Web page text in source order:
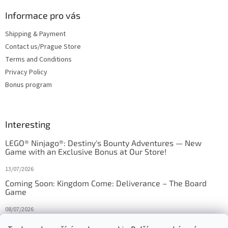
Informace pro vás
Shipping & Payment
Contact us/Prague Store
Terms and Conditions
Privacy Policy
Bonus program
Interesting
LEGO® Ninjago®: Destiny's Bounty Adventures — New
Game with an Exclusive Bonus at Our Store!
13/07/2026
Coming Soon: Kingdom Come: Deliverance – The Board
Game
08/07/2026